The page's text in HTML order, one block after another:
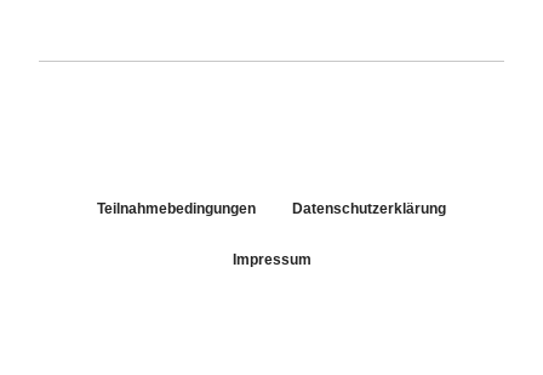
Teilnahmebedingungen Datenschutzerklärung
Impressum